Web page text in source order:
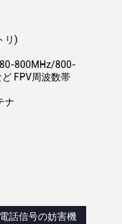
リ)
800MHz/800-
FPV周波数帯
ナ
話信号の妨害機